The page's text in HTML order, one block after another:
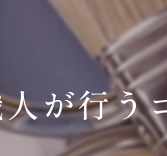
戸建て
マンション
防水工事
が行う